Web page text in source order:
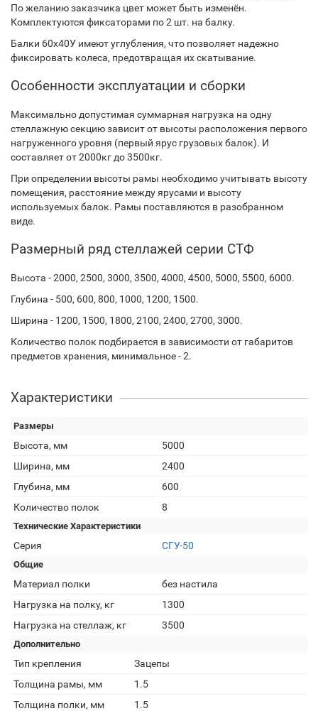
По желанию заказчика цвет может быть изменён.
Комплектуются фиксаторами по 2 шт. на балку.
Балки 60х40У имеют углубления, что позволяет надежно
фиксировать колеса, предотвращая их скатывание.
Особенности эксплуатации и сборки
Максимально допустимая суммарная нагрузка на одну
стеллажную секцию зависит от высоты расположения первого
нагруженного уровня (первый ярус грузовых балок). И
составляет от 2000кг до 3500кг.
При определении высоты рамы необходимо учитывать высоту
помещения, расстояние между ярусами и высоту
используемых балок. Рамы поставляются в разобранном
виде.
Размерный ряд стеллажей серии СТФ
Высота - 2000, 2500, 3000, 3500, 4000, 4500, 5000, 5500, 6000.
Глубина - 500, 600, 800, 1000, 1200, 1500.
Ширина - 1200, 1500, 1800, 2100, 2400, 2700, 3000.
Количество полок подбирается в зависимости от габаритов
предметов хранения, минимальное - 2.
Характеристики
Размеры
Высота, мм
5000
Ширина, мм
2400
Глубина, мм
600
Количество полок
8
Технические Характеристики
Серия СГУ-50
Общие
Материал полки
без настила
Нагрузка на полку, кг
1300
Нагрузка на стеллаж, кг
3500
Дополнительно
Тип крепления
Зацепы
Толщина рамы, мм
1.5
Толщина полки, мм
1.5